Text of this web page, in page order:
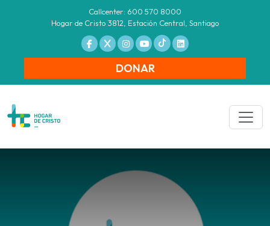
Callcenter: 600 570 8000
Hogar de Cristo 3812, Estación Central, Santiago
DONAR